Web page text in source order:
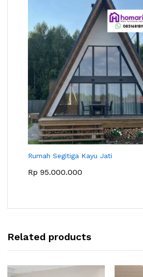
Rumah Segitiga Kayu Jati
Rp 95.000.000
Related products